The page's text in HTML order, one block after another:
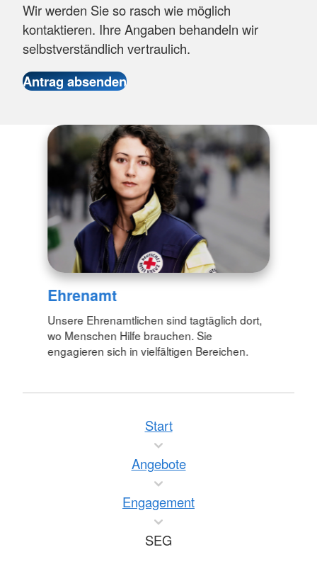
Wir werden Sie so rasch wie möglich
kontaktieren. Ihre Angaben behandeln wir
selbstverständlich vertraulich.
Ehrenamt
Unsere Ehrenamtlichen sind tagtäglich dort,
wo Menschen Hilfe brauchen. Sie
engagieren sich in vielfältigen Bereichen.
Start
Angebote
Engagement
SEG